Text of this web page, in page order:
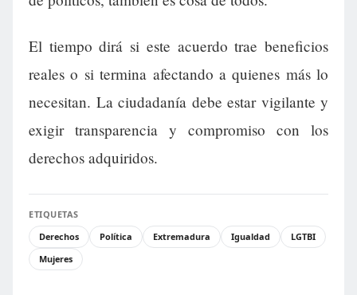
El tiempo dirá si este acuerdo trae beneficios
reales o si termina afectando a quienes más lo
necesitan. La ciudadanía debe estar vigilante y
exigir transparencia y compromiso con los
derechos adquiridos.
ETIQUETAS
Derechos
Política Extremadura Igualdad
LGTBI
Mujeres